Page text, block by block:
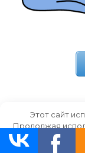
Девочка сидит.
Этот сайт
Продолжая